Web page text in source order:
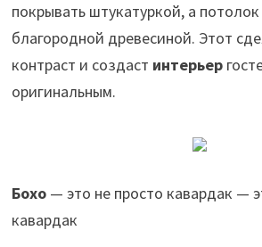
покрывать штукатуркой, а
благородной древесиной. Этот
контраст и создаст интерьер
оригинальным.
Бохо— это не просто кавардак —
кавардак